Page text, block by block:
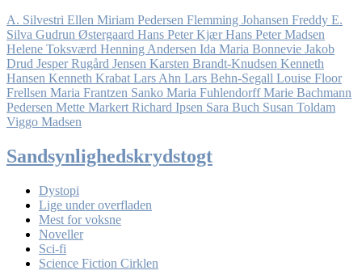
A. Silvestri Ellen Miriam Pedersen Flemming Johansen Freddy E.
Silva Gudrun Østergaard Hans Peter Kjær Hans Peter Madsen
Helene Toksværd Henning Andersen Ida Maria Bonnevie Jakob
Drud Jesper Rugård Jensen Karsten Brandt-Knudsen Kenneth
Hansen Kenneth Krabat Lars Ahn Lars Behn-Segall Louise Floor
Frellsen Maria Frantzen Sanko Maria Fuhlendorff Marie Bachmann
Pedersen Mette Markert Richard Ipsen Sara Buch Susan Toldam
Viggo Madsen
Sandsynlighedskrydstogt
Dystopi
Lige under overfladen
Mest for voksne
Noveller
Sci-fi
Science Fiction Cirklen